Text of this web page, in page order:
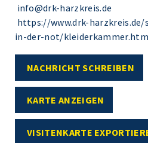
info@drk-harzkreis.de
https://www.drk-
in-der-not/
NACHRICHT SCHREIBEN
KARTE ANZEIGEN
VISITENKARTE